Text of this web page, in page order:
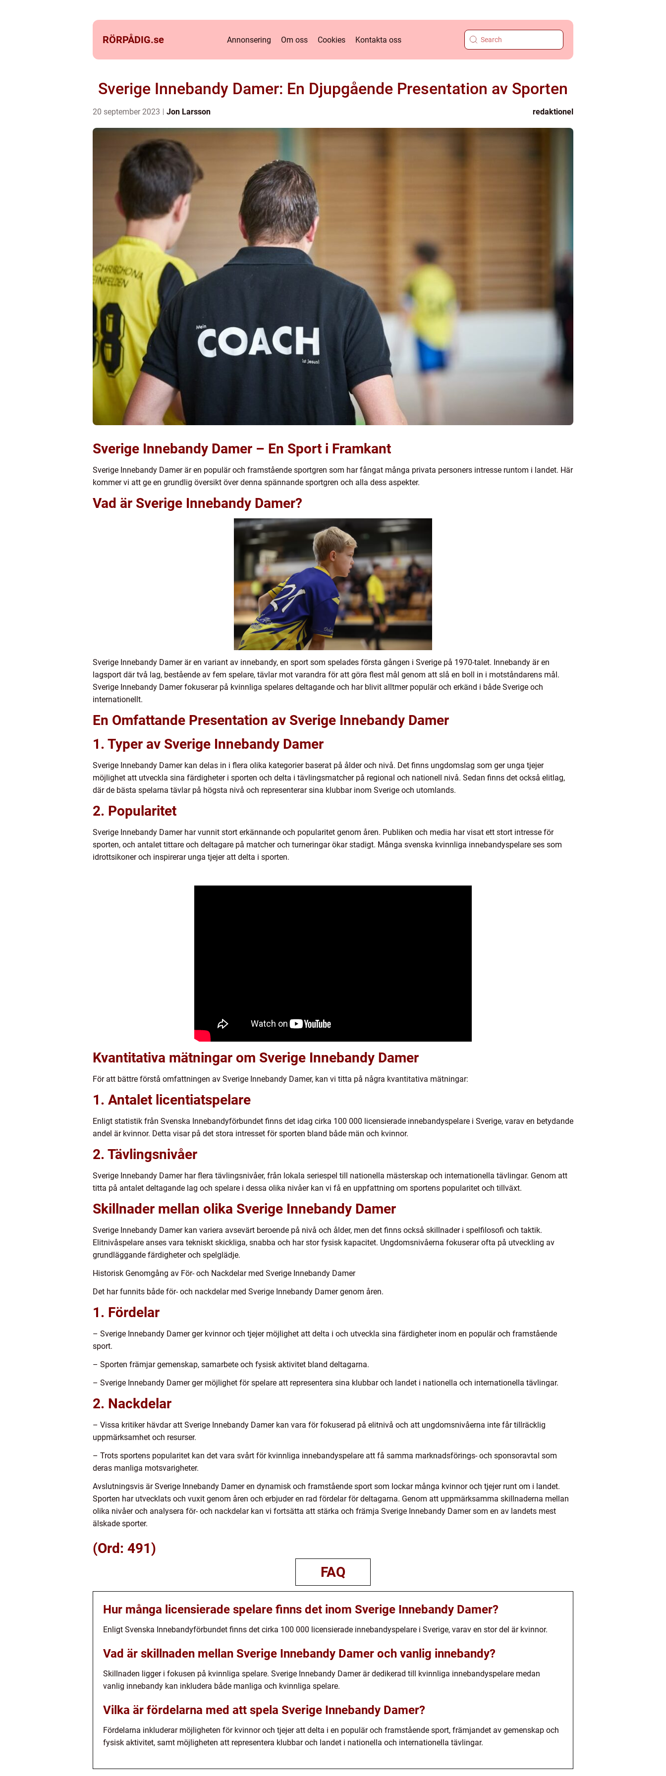
RÖRPÅDIG.se Annonsering Om oss Cookies Kontakta oss
Sverige Innebandy Damer: En Djupgående Presentation av Sporten
20 september 2023 Jon Larsson redaktionel
Sverige Innebandy Damer – En Sport i Framkant
Sverige Innebandy Damer är en populär och framstående sportgren som har fångat många privata personers intresse runtom i landet. Här
kommer vi att ge en grundlig översikt över denna spännande sportgren och alla dess aspekter.
Vad är Sverige Innebandy Damer?
Sverige Innebandy Damer är en variant av innebandy, en sport som spelades första gången i Sverige på 1970-talet. Innebandy är en
lagsport där två lag, bestående av fem spelare, tävlar mot varandra för att göra flest mål genom att slå en boll in i motståndarens mål.
Sverige Innebandy Damer fokuserar på kvinnliga spelares deltagande och har blivit alltmer populär och erkänd i både Sverige och
internationellt.
En Omfattande Presentation av Sverige Innebandy Damer
1. Typer av Sverige Innebandy Damer
Sverige Innebandy Damer kan delas in i flera olika kategorier baserat på ålder och nivå. Det finns ungdomslag som ger unga tjejer
möjlighet att utveckla sina färdigheter i sporten och delta i tävlingsmatcher på regional och nationell nivå. Sedan finns det också elitlag,
där de bästa spelarna tävlar på högsta nivå och representerar sina klubbar inom Sverige och utomlands.
2. Popularitet
Sverige Innebandy Damer har vunnit stort erkännande och popularitet genom åren. Publiken och media har visat ett stort intresse för
sporten, och antalet tittare och deltagare på matcher och turneringar ökar stadigt. Många svenska kvinnliga innebandyspelare ses som
idrottsikoner och inspirerar unga tjejer att delta i sporten.
Kvantitativa mätningar om Sverige Innebandy Damer
För att bättre förstå omfattningen av Sverige Innebandy Damer, kan vi titta på några kvantitativa mätningar:
1. Antalet licentiatspelare
Enligt statistik från Svenska Innebandyförbundet finns det idag cirka 100 000 licensierade innebandyspelare i Sverige, varav en betydande
andel är kvinnor. Detta visar på det stora intresset för sporten bland både män och kvinnor.
2. Tävlingsnivåer
Sverige Innebandy Damer har flera tävlingsnivåer, från lokala seriespel till nationella mästerskap och internationella tävlingar. Genom att
titta på antalet deltagande lag och spelare i dessa olika nivåer kan vi få en uppfattning om sportens popularitet och tillväxt.
Skillnader mellan olika Sverige Innebandy Damer
Sverige Innebandy Damer kan variera avsevärt beroende på nivå och ålder, men det finns också skillnader i spelfilosofi och taktik.
Elitnivåspelare anses vara tekniskt skickliga, snabba och har stor fysisk kapacitet. Ungdomsnivåerna fokuserar ofta på utveckling av
grundläggande färdigheter och spelglädje.
Historisk Genomgång av För- och Nackdelar med Sverige Innebandy Damer
Det har funnits både för- och nackdelar med Sverige Innebandy Damer genom åren.
1. Fördelar
– Sverige Innebandy Damer ger kvinnor och tjejer möjlighet att delta i och utveckla sina färdigheter inom en populär och framstående
sport.
– Sporten främjar gemenskap, samarbete och fysisk aktivitet bland deltagarna.
– Sverige Innebandy Damer ger möjlighet för spelare att representera sina klubbar och landet i nationella och internationella tävlingar.
2. Nackdelar
– Vissa kritiker hävdar att Sverige Innebandy Damer kan vara för fokuserad på elitnivå och att ungdomsnivåerna inte får tillräcklig
uppmärksamhet och resurser.
– Trots sportens popularitet kan det vara svårt för kvinnliga innebandyspelare att få samma marknadsförings- och sponsoravtal som
deras manliga motsvarigheter.
Avslutningsvis är Sverige Innebandy Damer en dynamisk och framstående sport som lockar många kvinnor och tjejer runt om i landet.
Sporten har utvecklats och vuxit genom åren och erbjuder en rad fördelar för deltagarna. Genom att uppmärksamma skillnaderna mellan
olika nivåer och analysera för- och nackdelar kan vi fortsätta att stärka och främja Sverige Innebandy Damer som en av landets mest
älskade sporter.
(Ord: 491)
FAQ
Hur många licensierade spelare finns det inom Sverige Innebandy Damer?
Enligt Svenska Innebandyförbundet finns det cirka 100 000 licensierade innebandyspelare i Sverige, varav en stor del är kvinnor.
Vad är skillnaden mellan Sverige Innebandy Damer och vanlig innebandy?
Skillnaden ligger i fokusen på kvinnliga spelare. Sverige Innebandy Damer är dedikerad till kvinnliga innebandyspelare medan
vanlig innebandy kan inkludera både manliga och kvinnliga spelare.
Vilka är fördelarna med att spela Sverige Innebandy Damer?
Fördelarna inkluderar möjligheten för kvinnor och tjejer att delta i en populär och framstående sport, främjandet av gemenskap och
fysisk aktivitet, samt möjligheten att representera klubbar och landet i nationella och internationella tävlingar.